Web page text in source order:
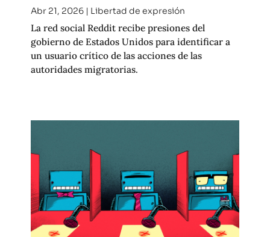
Abr 21, 2026| Libertad de expresión
La red social Reddit recibe presiones del
gobierno de Estados Unidos para identificar a
un usuario crítico de las acciones de las
autoridades migratorias.